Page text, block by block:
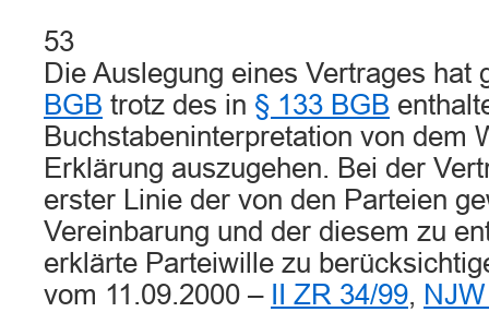
53
Die Auslegung eines Vertrages hat
BGB trotz des in § 133 BGB
Buchstabeninterpretation von dem
Erklärung auszugehen. Bei der
erster Linie der von den Parteien
Vereinbarung und der diesem zu
erklärte Parteiwille zu
vom 11.09.2000 –
II ZR 34/99,